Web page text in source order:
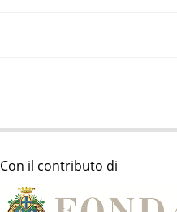
Con il contributo di